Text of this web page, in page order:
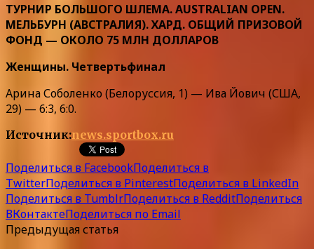
ТУРНИР БОЛЬШОГО ШЛЕМА. AUSTRALIAN OPEN.
МЕЛЬБУРН (АВСТРАЛИЯ). ХАРД. ОБЩИЙ ПРИЗОВОЙ
ФОНД — ОКОЛО 75 МЛН ДОЛЛАРОВ
Женщины. Четвертьфинал
Арина Соболенко (Белоруссия, 1) — Ива Йович (США,
29) — 6:3, 6:0.
Источник:news.sportbox.ru
Поделиться в FacebookПоделиться в
TwitterПоделиться в PinterestПоделиться в LinkedIn
Поделиться в TumblrПоделиться в RedditПоделиться
ВКонтактеПоделиться по Email
Предыдущая статья